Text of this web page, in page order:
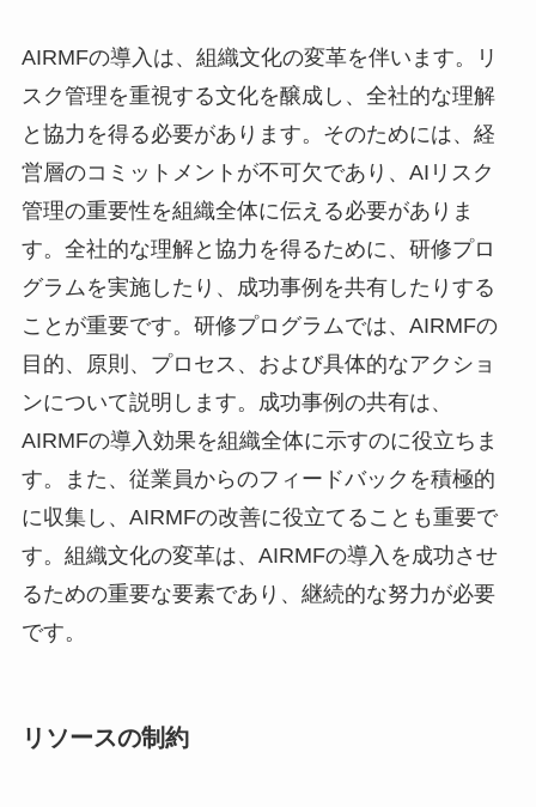
AIRMFの導入は、組織文化の変革を伴います。リ
スク管理を重視する文化を醸成し、全社的な理解
と協力を得る必要があります。そのためには、経
営層のコミットメントが不可欠であり、AIリスク
管理の重要性を組織全体に伝える必要がありま
す。全社的な理解と協力を得るために、研修プロ
グラムを実施したり、成功事例を共有したりする
ことが重要です。研修プログラムでは、AIRMFの
目的、原則、プロセス、および具体的なアクショ
ンについて説明します。成功事例の共有は、
AIRMFの導入効果を組織全体に示すのに役立ちま
す。また、従業員からのフィードバックを積極的
に収集し、AIRMFの改善に役立てることも重要で
す。組織文化の変革は、AIRMFの導入を成功させ
るための重要な要素であり、継続的な努力が必要
です。
リソースの制約